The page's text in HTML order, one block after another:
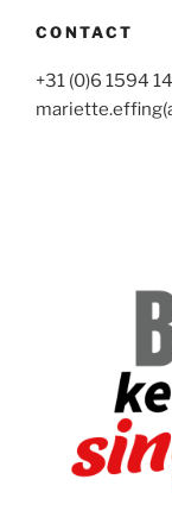
CONTACT
+31 (0)6 1594